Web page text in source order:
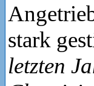
stark
letzten